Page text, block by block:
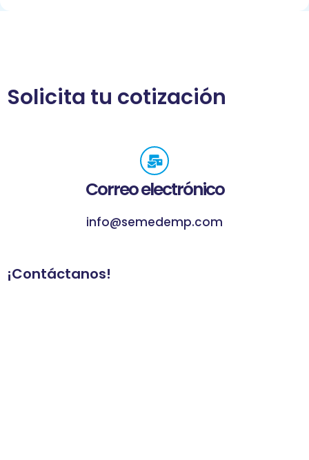
Solicita tu cotización
Correo electrónico
info@semedemp.com
¡Contáctanos!